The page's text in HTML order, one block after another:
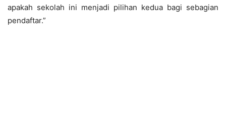
apakah sekolah ini menjadi pilihan kedua bagi sebagian
pendaftar.”